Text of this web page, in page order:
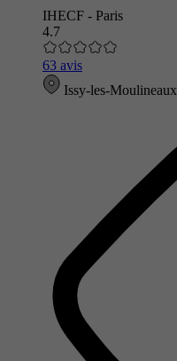
IHECF - Paris
4.7
63 avis
Issy-les-Moulineaux